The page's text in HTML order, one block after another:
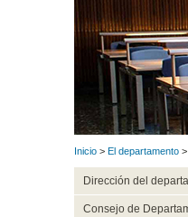
Inicio > El departamento >
Dirección del
Consejo de